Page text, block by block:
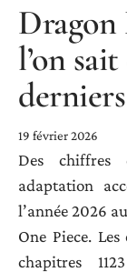
Dragon
l’on
19 février 2026
Des chiffres
adaptation
l’année 2026
One Piece.
chapitres